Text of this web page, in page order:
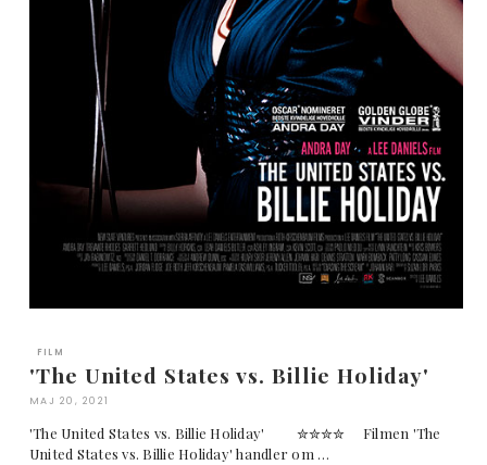
FILM
'The United States vs. Billie Holiday'
MAJ 20, 2021
'The United States vs. Billie Holiday' ✮✮✮✮ Filmen 'The
United States vs. Billie Holiday' handler om …